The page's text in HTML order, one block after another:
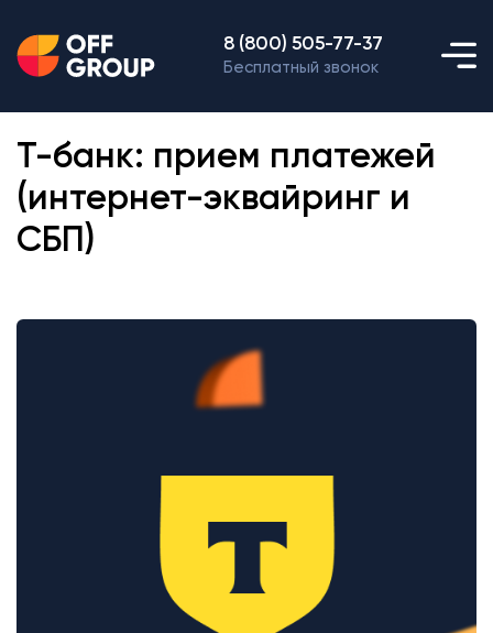
8 (800) 505-77-37
Бесплатный звонок
Т-банк: прием платежей
(интернет-эквайринг и
СБП)